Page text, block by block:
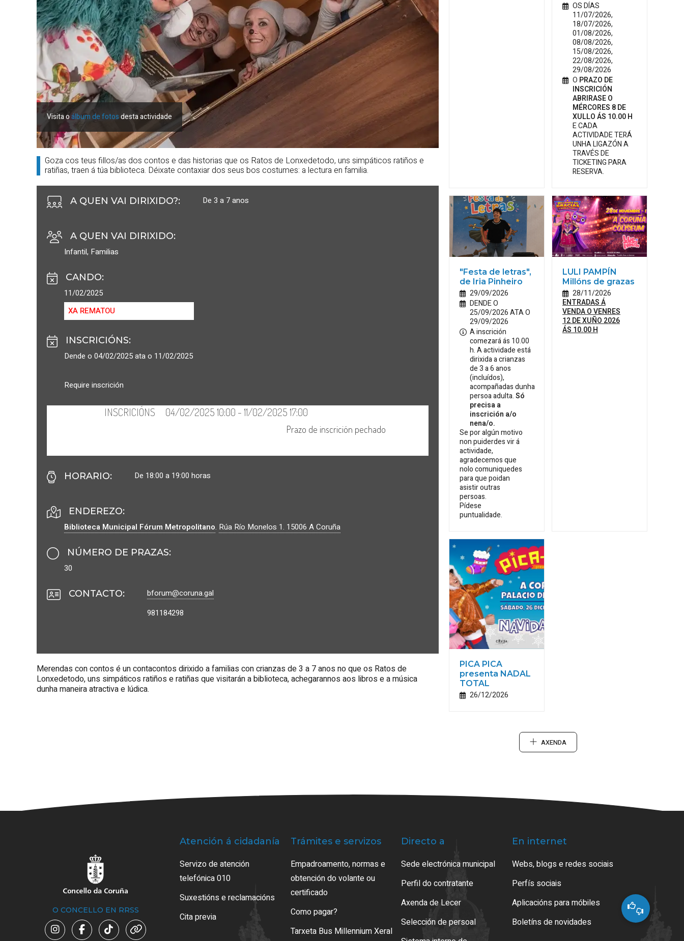
Visita oálbum de fotosdesta actividade
Goza cos teus fillos/as dos contos e das historias que os Ratos de Lonxedetodo, uns simpáticos ratiños e
ratiñas, traen á túa biblioteca. Déixate contaxiar dos seus bos costumes: a lectura en familia.
A QUEN VAI DIRIXIDO?: De 3 a 7 anos
A QUEN VAI DIRIXIDO:
Infantil, Familias
CANDO:
11/02/2025
XA REMATOU
INSCRICIÓNS:
Dende o 04/02/2025 ata o 11/02/2025
Require inscrición
HORARIO: De 18:00 a 19:00 horas
ENDEREZO:
Biblioteca Municipal Fórum Metropolitano. Rúa Río Monelos 1. 15006 A Coruña
NÚMERO DE PRAZAS:
30
CONTACTO:
bforum@coruna.gal
981184298
Merendas con contos é un contacontos dirixido a familias con crianzas de 3 a 7 anos no que os Ratos de
Lonxedetodo, uns simpáticos ratiños e ratiñas que visitarán a biblioteca, achegarannos aos libros e a música
dunha maneira atractiva e lúdica.
OS DÍAS
11/07/2026,
18/07/2026,
01/08/2026,
08/08/2026,
15/08/2026,
22/08/2026,
29/08/2026
O PRAZO DE
INSCRICIÓN
ABRIRASE O
MÉRCORES 8 DE
XULLO ÁS 10.00 H
E CADA
ACTIVIDADE TERÁ
UNHA LIGAZÓN A
TRAVÉS DE
TICKETING PARA
RESERVA.
"Festa de letras",
de Iria Pinheiro
29/09/2026
DENDE O
25/09/2026 ATA O
29/09/2026
A inscrición
comezará ás 10.00
h. A actividade está
dirixida a crianzas
de 3 a 6 anos
(incluídos),
acompañadas dunha
persoa adulta.Só
precisa a
inscrición a/o
nena/o.
Se por algún motivo
non puiderdes vir á
actividade,
agradecemos que
nolo comuniquedes
para que poidan
asistir outras
persoas.
Pídese
puntualidade.
LULI PAMPÍN
Millóns de grazas
28/11/2026
ENTRADAS Á
VENDA O VENRES
12 DE XUÑO 2026
ÁS 10.00 H
PICA PICA
presenta NADAL
TOTAL
26/12/2026
AXENDA
O CONCELLO EN RRSS
Atención á cidadanía
Servizo de atención
telefónica 010
Suxestións e reclamacións
Cita previa
Trámites e servizos
Empadroamento, normas e
obtención do volante ou
certificado
Como pagar?
Tarxeta Bus Millennium Xeral
Directo a
Sede electrónica municipal
Perfil do contratante
Axenda de Lecer
Selección de persoal
En internet
Webs, blogs e redes sociais
Perfís sociais
Aplicacións para móbiles
Boletíns de novidades